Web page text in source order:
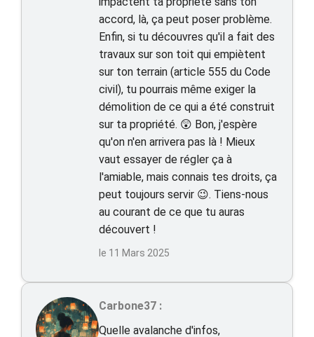
accord, là, ça peut poser problème.
Enfin, si tu découvres qu'il a fait des
travaux sur son toit qui empiètent
sur ton terrain (article 555 du Code
civil), tu pourrais même exiger la
démolition de ce qui a été construit
sur ta propriété. 😲 Bon, j'espère
qu'on n'en arrivera pas là ! Mieux
vaut essayer de régler ça à
l'amiable, mais connais tes droits, ça
peut toujours servir 😉. Tiens-nous
au courant de ce que tu auras
découvert !
le 11 Mars 2025
Carbone37 :
Quelle avalanche d'infos,